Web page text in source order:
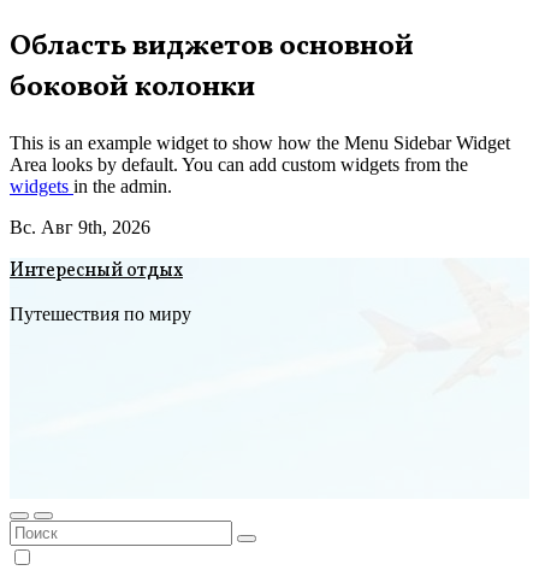
Перейти
к
содержимому
Область виджетов основной
боковой колонки
This is an example widget to show how the Menu Sidebar Widget
Area looks by default. You can add custom widgets from the
widgets in the admin.
Вс. Авг 9th, 2026
Интересный отдых
Путешествия по миру